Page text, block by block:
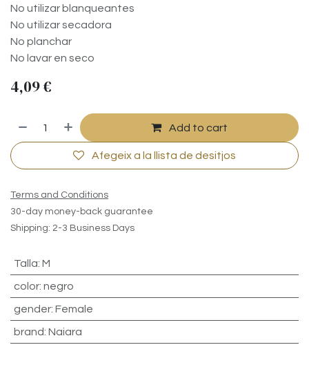
No utilizar blanqueantes
No utilizar secadora
No planchar
No lavar en seco
4,09€
Add to cart
Afegeix a la llista de desitjos
Terms and Conditions
30-day money-back guarantee
Shipping: 2-3 Business Days
Talla: M
color: negro
gender: Female
brand: Naiara